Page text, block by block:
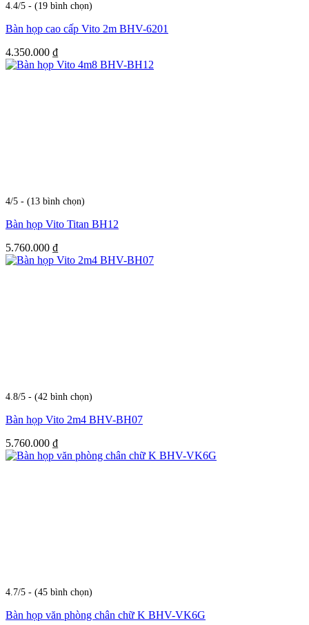
4.4/5 - (19 bình chọn)
Bàn họp cao cấp Vito 2m BHV-6201
4.350.000 ₫
4/5 - (13 bình chọn)
Bàn họp Vito Titan BH12
5.760.000 ₫
4.8/5 - (42 bình chọn)
Bàn họp Vito 2m4 BHV-BH07
5.760.000 ₫
4.7/5 - (45 bình chọn)
Bàn họp văn phòng chân chữ K BHV-VK6G